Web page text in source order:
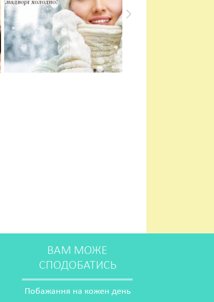
ВАМ МОЖЕ
СПОДОБАТИСЬ
Побажання на кожен день